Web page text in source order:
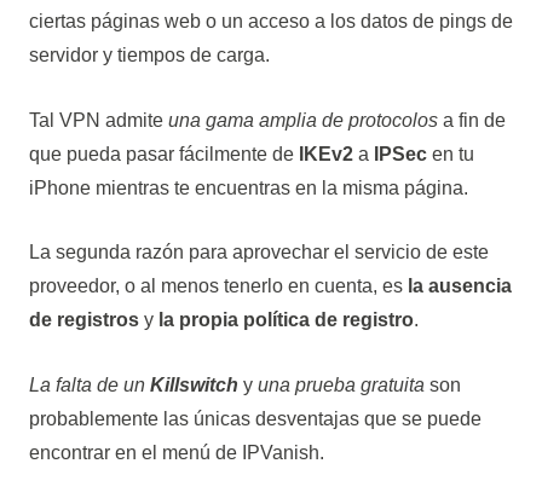
ciertas páginas web o un acceso a los datos de pings de
servidor y tiempos de carga.
Tal VPN admite una gama amplia de protocolosa fin de
que pueda pasar fácilmente de
IKEv2a IPSecen tu
iPhone mientras te encuentras en la misma página.
La segunda razón para aprovechar el servicio de este
proveedor, o al menos tenerlo en cuenta, es la ausencia
de registrosy la propia política de registro.
La falta de un Killswitch y una prueba gratuita son
probablemente las únicas desventajas que se puede
encontrar en el menú de IPVanish.